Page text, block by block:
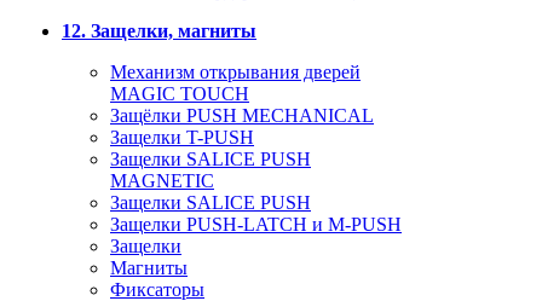
12. Защелки, магниты
Механизм открывания дверей
MAGIC TOUCH
Защёлки PUSH MECHANICAL
Защелки T-PUSH
Защелки SALICE PUSH
MAGNETIC
Защелки SALICE PUSH
Защелки PUSH-LATCH и M-PUSH
Защелки
Магниты
Фиксаторы